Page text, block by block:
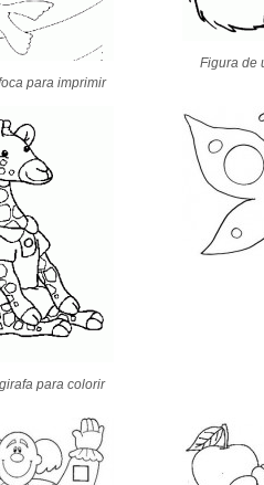
para imprimir
Figura de
para colorir